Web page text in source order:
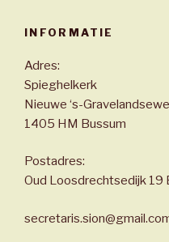
INFORMATIE
Adres:
Spieghelkerk
Nieuwe ‘s-
1405 HM Bussum
Postadres:
Oud Loosdrechtsedijk